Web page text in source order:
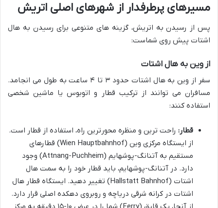
مسیرهای پرطرفدار از شهرهای اصلی اتریش
پس از رسیدن به اتریش، گزینه های متنوعی برای رسیدن به هال
اشتات پیش روی شماست:
از وین به هال اشتات
سفر از وین به هال اشتات حدود ۳ تا ۴ ساعت به طول می انجامد.
مسافران می توانند از ترکیب قطار و اتوبوس یا ماشین شخصی
استفاده کنند:
قطار: راحت ترین و منظره محورترین راه، استفاده از قطار است.
از ایستگاه مرکزی وین (Wien Hauptbahnhof) قطارهای
مستقیم به آتنانگ-پوشهایم (Attnang-Puchheim) وجود
دارد. در آتنانگ-پوشهایم، باید قطار خود را به سمت هال
اشتات (Hallstatt Bahnhof) تغییر دهید. ایستگاه قطار هال
اشتات در کرانه شرقی دریاچه و روبروی دهکده اصلی قرار دارد.